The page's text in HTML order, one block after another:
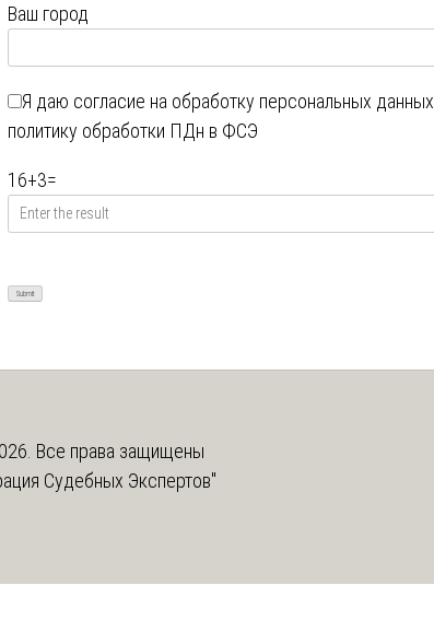
Ваш город
Я даю согласие на обработку персональных данных
политику обработки ПДн в ФСЭ
16+3=
Все права защищены
Судебных Экспертов"